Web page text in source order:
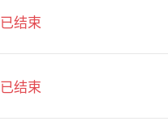
已结束
已结束